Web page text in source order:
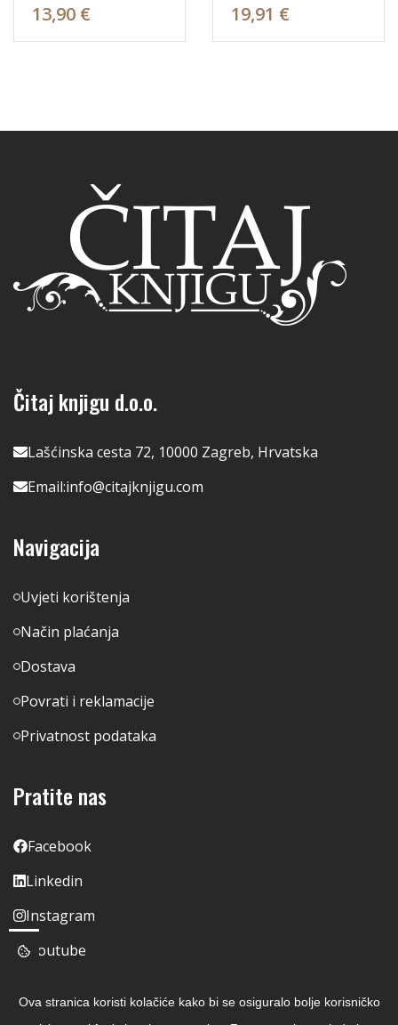
13,90 € 19,91 €
Čitaj knjigu d.o.o.
Lašćinska cesta 72, 10000 Zagreb, Hrvatska
Email:info@citajknjigu.com
Navigacija
Uvjeti korištenja
Način plaćanja
Dostava
Povrati i reklamacije
Privatnost podataka
Pratite nas
Facebook
Linkedin
Instagram
Youtube
Ova stranica koristi kolačiće kako bi se osiguralo bolje korisničko